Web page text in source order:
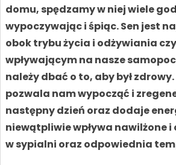
domu, spędzamy w niej wiele
wypoczywając i śpiąc. Sen jest
obok trybu życia i odżywiania
wpływającym na nasze
należy dbać o to, aby był
pozwala nam wypocząć i
następny dzień oraz dodaje
niewątpliwie wpływa nawilżone
w sypialni oraz odpowiednia